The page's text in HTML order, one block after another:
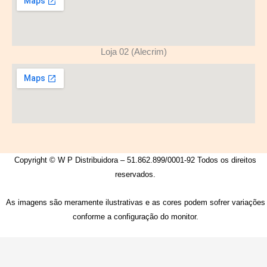
Loja 02 (Alecrim)
Copyright © W P Distribuidora – 51.862.899/0001-92 Todos os direitos
reservados.
As imagens são meramente ilustrativas e as cores podem sofrer variações
conforme a configuração do monitor.